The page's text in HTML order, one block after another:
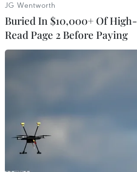
mạng Công nghiệp lần thứ 4.
Trưởng ban Kinh tế Trung
Bình nhấn mạnh, cuộc cách
JG Wentworth
Buried In $10,000+ Of
Read Page 2 Before Paying